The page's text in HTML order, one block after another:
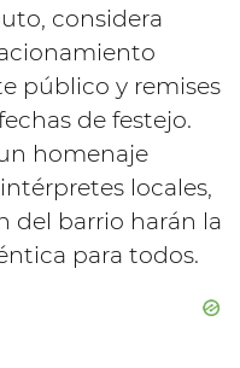
considera
público y remises
de festejo.
homenaje
locales,
del barrio harán la
para todos.